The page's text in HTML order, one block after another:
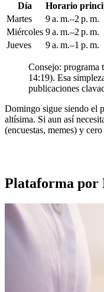
Día Horario
Martes
9 a. m.–2 p. m.
Miércoles 9 a. m.–2 p. m.
Jueves
9 a. m.–1 p. m.
Consejo: programa
14:19). Esa
publicaciones
Domingo sigue siendo el
altísima. Si aun así
(encuestas, memes) y
Plataforma por